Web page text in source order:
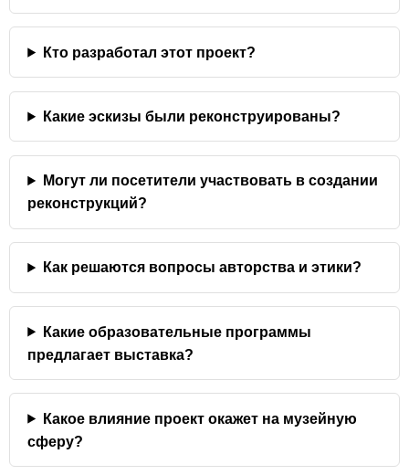
Кто разработал этот проект?
Какие эскизы были реконструированы?
Могут ли посетители участвовать в создании
реконструкций?
Как решаются вопросы авторства и этики?
Какие образовательные программы
предлагает выставка?
Какое влияние проект окажет на музейную
сферу?